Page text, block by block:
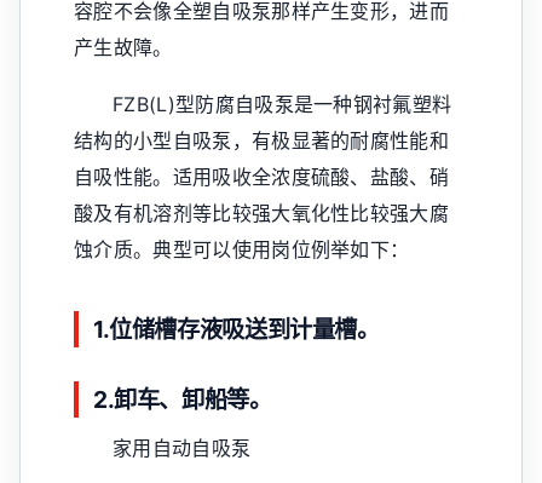
容腔不会像全塑自吸泵那样产生变形，进而
产生故障。
FZB(L)型防腐自吸泵是一种钢衬氟塑料
结构的小型自吸泵，有极显著的耐腐性能和
自吸性能。适用吸收全浓度硫酸、盐酸、硝
酸及有机溶剂等比较强大氧化性比较强大腐
蚀介质。典型可以使用岗位例举如下：
1.位储槽存液吸送到计量槽。
2.卸车、卸船等。
家用自动自吸泵